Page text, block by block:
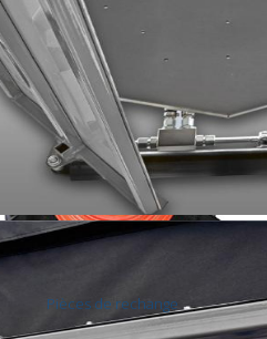
Pièces de rechange
Roues